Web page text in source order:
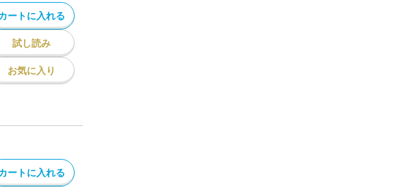
ートに入れる
試し読み
お気に入り
ートに入れる